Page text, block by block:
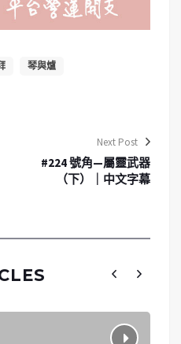
琴與爐
Next Post
#224 號角—屬靈武器
（下）｜中文字幕